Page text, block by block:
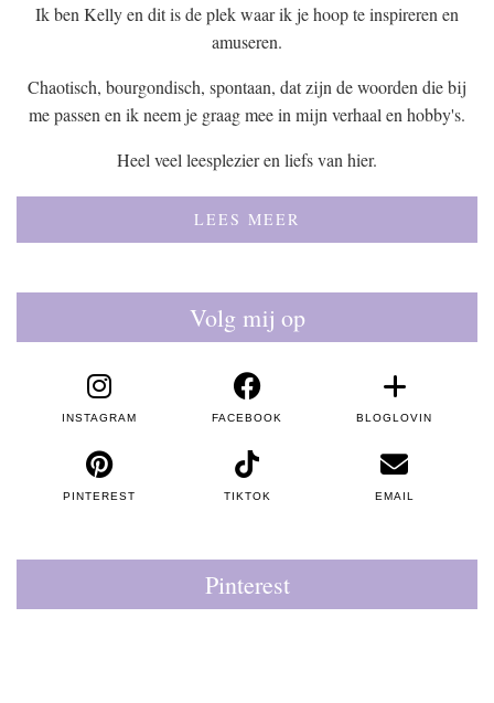
Ik ben Kelly en dit is de plek waar ik je hoop te inspireren en
amuseren.
Chaotisch, bourgondisch, spontaan, dat zijn de woorden die bij
me passen en ik neem je graag mee in mijn verhaal en hobby's.
Heel veel leesplezier en liefs van hier.
LEES MEER
Volg mij op
INSTAGRAM FACEBOOK BLOGLOVIN
PINTEREST TIKTOK EMAIL
Pinterest